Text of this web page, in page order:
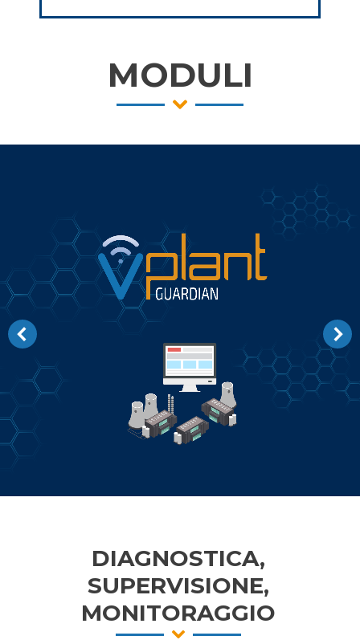
MODULI
DIAGNOSTICA,
SUPERVISIONE,
MONITORAGGIO